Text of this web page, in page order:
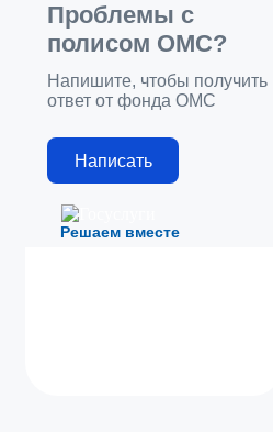
Решаем вместе
Проблемы с
полисом ОМС?
Напишите, чтобы получить
ответ от фонда ОМС
Написать